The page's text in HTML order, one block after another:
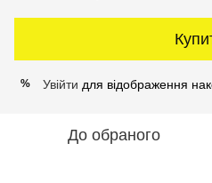
% Увійти для відображення
До обраного